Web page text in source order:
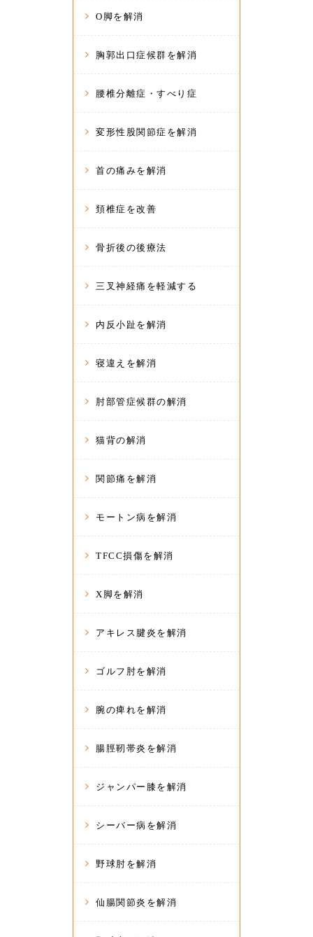
O脚を解消
胸郭出口症候群を解消
腰椎分離症・すべり症
変形性股関節症を解消
首の痛みを解消
頚椎症を改善
骨折後の後療法
三叉神経痛を軽減する
内反小趾を解消
寝違えを解消
肘部管症候群の解消
猫背の解消
関節痛を解消
モートン病を解消
TFCC損傷を解消
X脚を解消
アキレス腱炎を解消
ゴルフ肘を解消
腕の痺れを解消
腸脛靭帯炎を解消
ジャンパー膝を解消
シーバー病を解消
野球肘を解消
仙腸関節炎を解消